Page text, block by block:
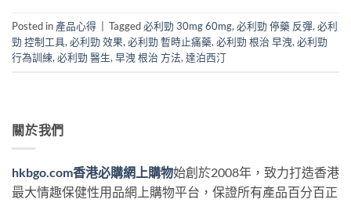
Posted in 產品心得 Tagged必利勁 30mg 60mg, 必利勁 停藥 反彈, 必利
勁 控制工具, 必利勁 效果, 必利勁 暫時止痛藥, 必利勁 根治 早洩, 必利勁
行為訓練, 必利勁 醫生, 早洩 根治 方法, 達泊西汀
關於我們
hkbgo.com香港必購網上購物始創於2008年，致力打造香港
最大情趣保健性用品網上購物平台，保證所有產品百分百正